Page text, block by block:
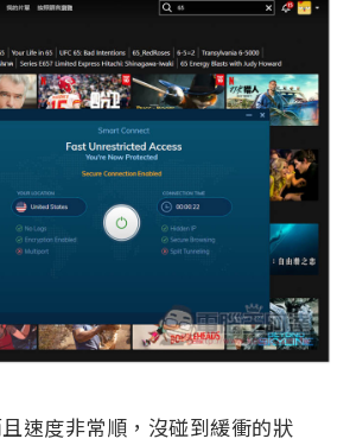
速度非常順，沒碰到緩衝的狀